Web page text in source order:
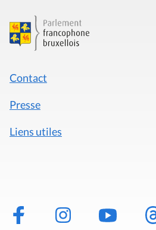
Contact
Presse
Liens utiles